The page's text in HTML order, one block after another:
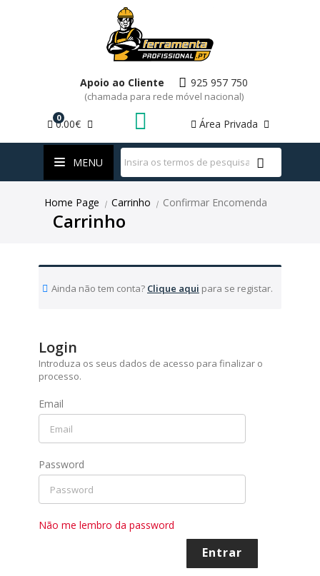
WhatsApp
Apoio ao Cliente 925 957 750
(chamada para rede móvel nacional)
Área Privada
0
0.00€
MENU
Home Page | Carrinho | Confirmar Encomenda
Carrinho
Ainda não tem conta? Clique aqui para se registar.
Login
Introduza os seus dados de acesso para finalizar o
processo.
Email
Password
Não me lembro da password
Entrar